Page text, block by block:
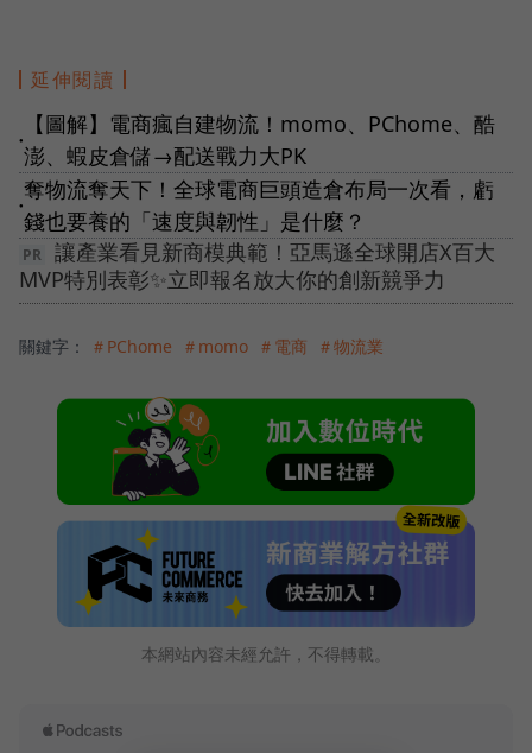
延伸閱讀
●
【圖解】電商瘋自建物流！momo、PChome、酷
澎、蝦皮倉儲→配送戰力大PK
●
奪物流奪天下！全球電商巨頭造倉布局一次看，虧
錢也要養的「速度與韌性」是什麼？
讓產業看見新商模典範！亞馬遜全球開店X百大
MVP特別表彰✨立即報名放大你的創新競爭力
關鍵字： ＃PChome ＃momo ＃電商 ＃物流業
本網站內容未經允許，不得轉載。